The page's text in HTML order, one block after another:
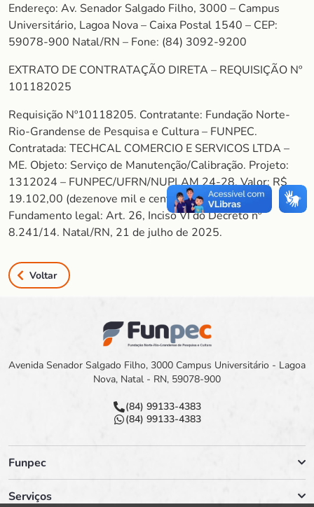
Endereço: Av. Senador Salgado Filho, 3000 – Campus
Universitário, Lagoa Nova – Caixa Postal 1540 – CEP:
59078-900 Natal/RN – Fone: (84) 3092-9200
EXTRATO DE CONTRATAÇÃO DIRETA – REQUISIÇÃO Nº
101182025
Requisição Nº10118205. Contratante: Fundação Norte-
Rio-Grandense de Pesquisa e Cultura – FUNPEC.
Contratada: TECHCAL COMERCIO E SERVICOS LTDA –
ME. Objeto: Serviço de Manutenção/Calibração. Projeto:
1312024 – FUNPEC/UFRN/NUPLAM 24-28. Valor: R$
19.102,00 (dezenove mil e cento e dois reais).
Fundamento legal: Art. 26, Inciso VI do Decreto nº
8.241/14. Natal/RN, 21 de julho de 2025.
Voltar
Avenida Senador Salgado Filho, 3000 Campus Universitário - Lagoa
Nova, Natal - RN, 59078-900
(84) 99133-4383
(84) 99133-4383
Funpec
Serviços